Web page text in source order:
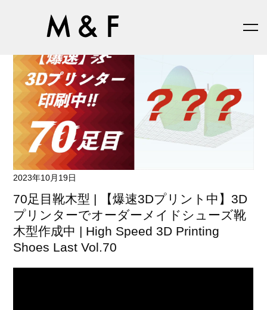
2023年10月19日
70足目靴木型 | 【爆速3Dプリント中】3D
プリンターでオーダーメイドシューズ靴
木型作成中 | High Speed 3D Printing
Shoes Last Vol.70